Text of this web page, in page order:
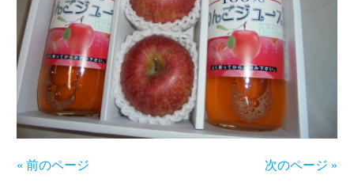
« 前のページ 次のページ »